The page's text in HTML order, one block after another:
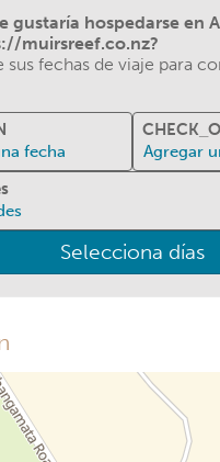
gustaría hospedarse en
muirsreef.co.nz?
sus fechas de viaje para
fecha
Agregar
Selecciona días